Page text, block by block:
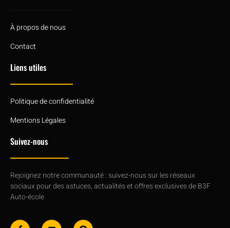
À propos de nous
Contact
Liens utiles
Politique de confidentialité
Mentions Légales
Suivez-nous
Rejoignez notre communauté : suivez-nous sur les réseaux
sociaux pour des astuces, actualités et offres exclusives de B3F
Auto-école